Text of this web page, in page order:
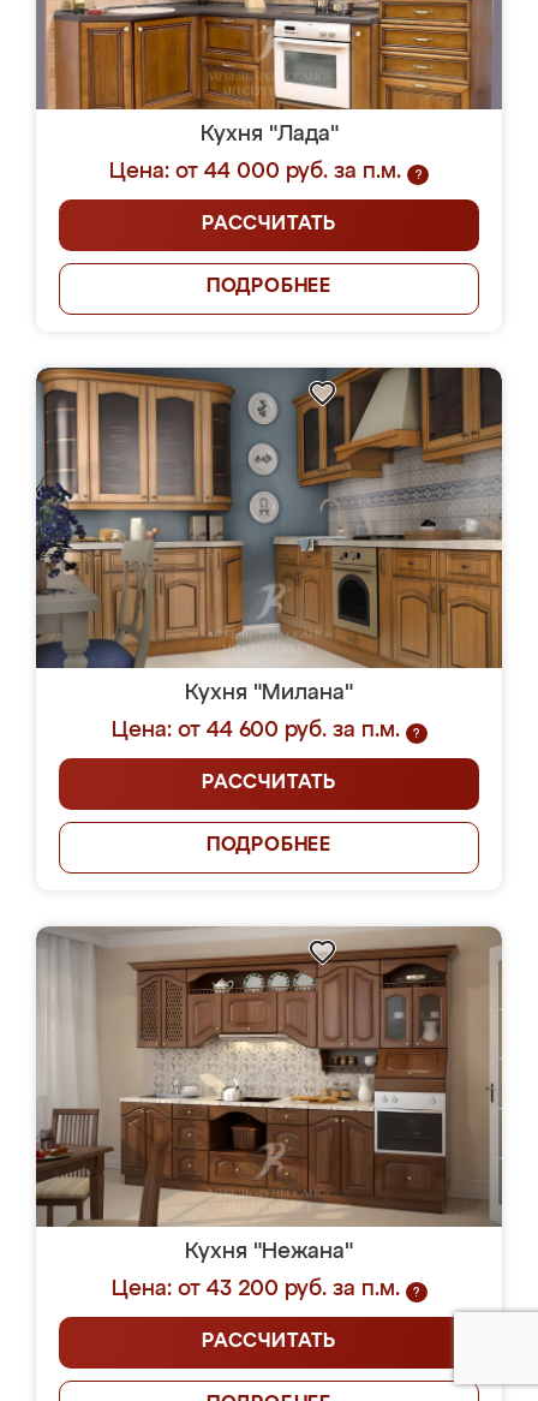
Кухня "Лада"
Цена: от 44 000 руб. за п.м.
?
РАССЧИТАТЬ
ПОДРОБНЕЕ
Кухня "Милана"
Цена: от 44 600 руб. за п.м.
?
РАССЧИТАТЬ
ПОДРОБНЕЕ
Кухня "Нежана"
Цена: от 43 200 руб. за п.м.
?
РАССЧИТАТЬ